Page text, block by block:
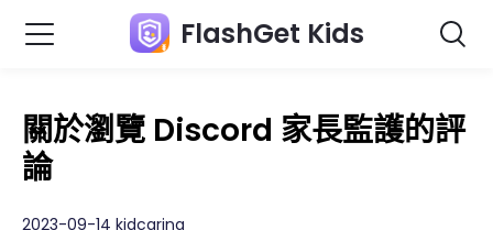
FlashGet Kids
關於瀏覽 Discord 家長監護的評
論
2023-09-14 kidcaring